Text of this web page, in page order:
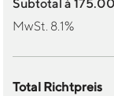
Subtotal à
MwSt. 8.1%
Total Richtpreis